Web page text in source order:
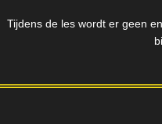
Tijdens de les wordt er geen